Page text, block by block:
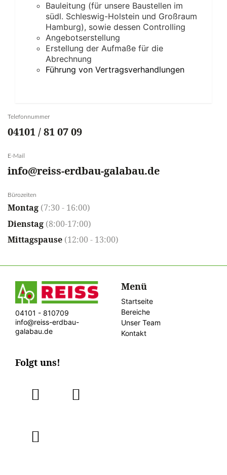
Bauleitung (für unsere Baustellen im
südl. Schleswig-Holstein und Großraum
Hamburg), sowie dessen Controlling
Angebotserstellung
Erstellung der Aufmaße für die
Abrechnung
Führung von Vertragsverhandlungen
Telefonnummer
04101 / 81 07 09
E-Mail
info@reiss-erdbau-galabau.de
Bürozeiten
Montag (7:30 - 16:00)
Dienstag (8:00-17:00)
Mittagspause (12:00 - 13:00)
04101 - 810709
info@reiss-erdbau-
galabau.de
Menü
Startseite
Bereiche
Unser Team
Kontakt
Folgt uns!